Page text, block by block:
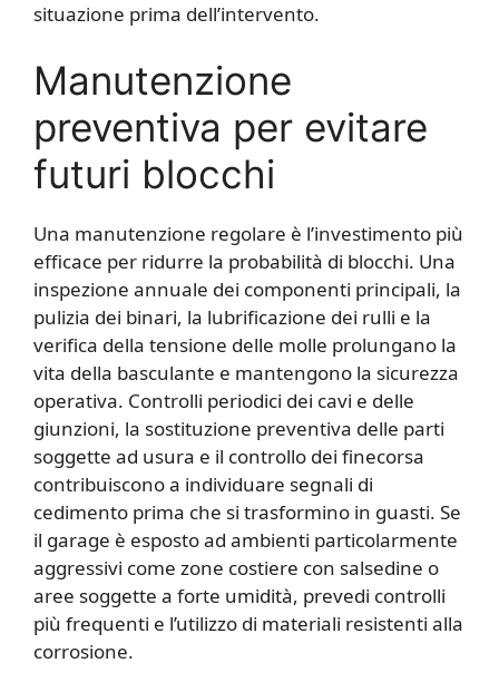
situazione prima dell’intervento.
Manutenzione
preventiva per evitare
futuri blocchi
Una manutenzione regolare è l’investimento più
efficace per ridurre la probabilità di blocchi. Una
inspezione annuale dei componenti principali, la
pulizia dei binari, la lubrificazione dei rulli e la
verifica della tensione delle molle prolungano la
vita della basculante e mantengono la sicurezza
operativa. Controlli periodici dei cavi e delle
giunzioni, la sostituzione preventiva delle parti
soggette ad usura e il controllo dei finecorsa
contribuiscono a individuare segnali di
cedimento prima che si trasformino in guasti. Se
il garage è esposto ad ambienti particolarmente
aggressivi come zone costiere con salsedine o
aree soggette a forte umidità, prevedi controlli
più frequenti e l’utilizzo di materiali resistenti alla
corrosione.